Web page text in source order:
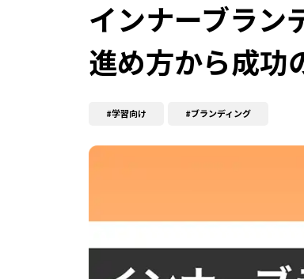
インナーブラン
進め方から成功
学習向け ブランディング